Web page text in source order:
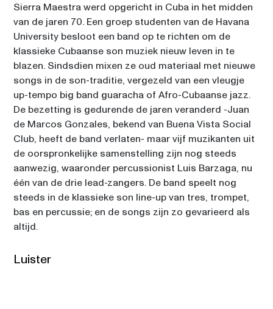
SAM COOKE
00:00
Sierra Maestra werd opgericht in Cuba in het midden
van de jaren 70. Een groep studenten van de Havana
University besloot een band op te richten om de
klassieke Cubaanse son muziek nieuw leven in te
blazen. Sindsdien mixen ze oud materiaal met nieuwe
songs in de son-traditie, vergezeld van een vleugje
up-tempo big band guaracha of Afro-Cubaanse jazz.
De bezetting is gedurende de jaren veranderd -Juan
de Marcos Gonzales, bekend van Buena Vista Social
Club, heeft de band verlaten- maar vijf muzikanten uit
de oorspronkelijke samenstelling zijn nog steeds
aanwezig, waaronder percussionist Luis Barzaga, nu
één van de drie lead-zangers. De band speelt nog
steeds in de klassieke son line-up van tres, trompet,
bas en percussie; en de songs zijn zo gevarieerd als
altijd.
Luister